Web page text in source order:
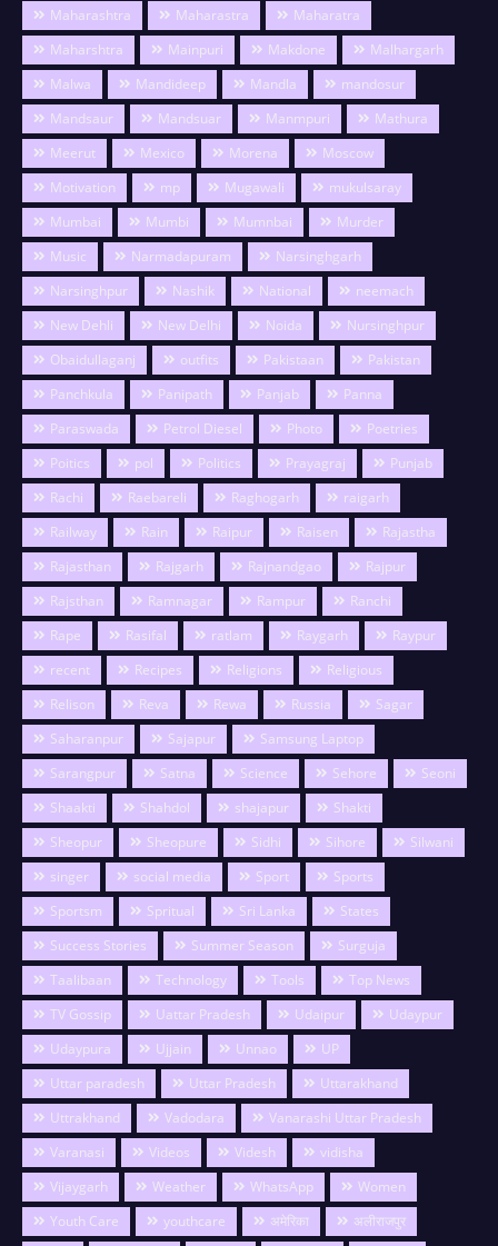
Maharashtra
Maharastra
Maharatra
Maharshtra
Mainpuri Makdone
Malhargarh
Malwa
Mandideep Mandla
mandosur
Mandsaur
Mandsuar Manmpuri
Mathura
Meerut
Mexico Morena
Moscow
Motivation
mp Mugawali
mukulsaray
Mumbai
Mumbi Mumnbai
Murder
Music
Narmadapuram
Narsinghgarh
Narsinghpur
Nashik National
neemach
New Dehli
New Delhi Noida
Nursinghpur
Obaidullaganj
outfits Pakistaan
Pakistan
Panchkula
Panipath Panjab
Panna
Paraswada
Petrol Diesel Photo
Poetries
Poitics
pol Politics Prayagraj
Punjab
Rachi
Raebareli Raghogarh
raigarh
Railway
Rain Raipur Raisen
Rajastha
Rajasthan
Rajgarh Rajnandgao
Rajpur
Rajsthan
Ramnagar Rampur
Ranchi
Rape
Rasifal ratlam Raygarh
Raypur
recent
Recipes Religions
Religious
Relison
Reva Rewa Russia
Sagar
Saharanpur
Sajapur
Samsung Laptop
Sarangpur
Satna Science Sehore
Seoni
Shaakti
Shahdol shajapur
Shakti
Sheopur
Sheopure Sidhi Sihore
Silwani
singer
social media Sport
Sports
Sportsm
Spritual Sri Lanka
States
Success Stories
Summer Season
Surguja
Taalibaan
Technology Tools
Top News
TV Gossip
Uattar Pradesh Udaipur
Udaypur
Udaypura
Ujjain Unnao
UP
Uttar paradesh
Uttar Pradesh
Uttarakhand
Uttrakhand
Vadodara
Vanarashi Uttar Pradesh
Varanasi
Videos Videsh
vidisha
Vijaygarh
Weather WhatsApp
Women
Youth Care
youthcare अमेरिका
अलीराजपुर